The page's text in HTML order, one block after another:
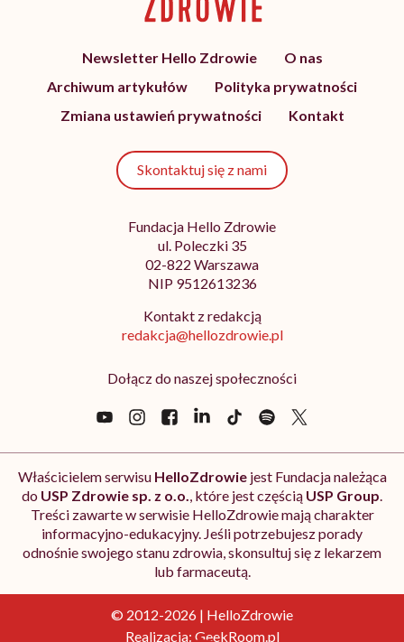
Newsletter Hello Zdrowie
O nas
Archiwum artykułów
Polityka prywatności
Zmiana ustawień prywatności
Kontakt
Skontaktuj się z nami
Fundacja Hello Zdrowie
ul. Poleczki 35
02-822 Warszawa
NIP 9512613236
Kontakt z redakcją
redakcja@hellozdrowie.pl
Dołącz do naszej społeczności
Właścicielem serwisu HelloZdrowiejest Fundacja należąca
do USP Zdrowie sp. z o.o. , które jest częścią USP Group
Treści zawarte w serwisie HelloZdrowie mają charakter
informacyjno-edukacyjny. Jeśli potrzebujesz porady
odnośnie swojego stanu zdrowia, skonsultuj się z lekarzem
lub farmaceutą.
© 2012-2026 | HelloZdrowie
Realizacja: GeekRoom.pl